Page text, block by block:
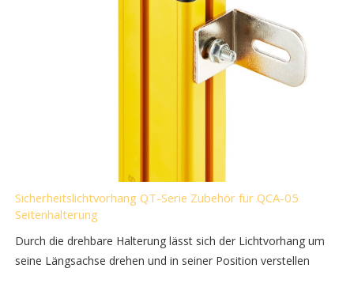
Sicherheitslichtvorhang QT-Serie Zubehör für QCA-05
Seitenhalterung
Durch die drehbare Halterung lässt sich der Lichtvorhang um
seine Längsachse drehen und in seiner Position verstellen